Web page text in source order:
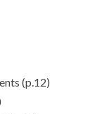
(p.12)